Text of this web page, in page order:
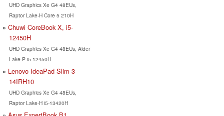
UHD Graphics Xe G4 48EUs,
Raptor Lake-H Core 5 210H
Chuwi CoreBook X, i5-
12450H
UHD Graphics Xe G4 48EUs, Alder
Lake-P i5-12450H
Lenovo IdeaPad Slim 3
14IRH10
UHD Graphics Xe G4 48EUs,
Raptor Lake-H i5-13420H